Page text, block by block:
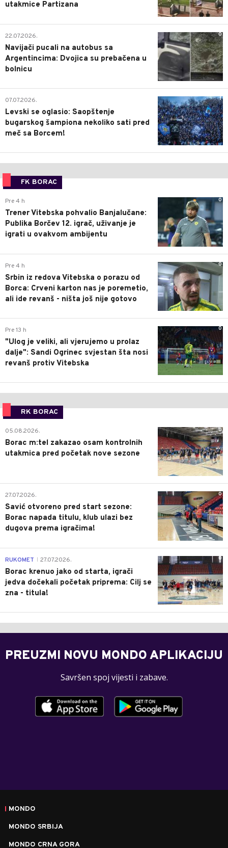
utakmice Partizana
0
22.07.2026.
Navijači pucali na autobus sa
Argentincima: Dvojica su prebačena u
bolnicu
1
07.07.2026.
Levski se oglasio: Saopštenje
bugarskog šampiona nekoliko sati pred
meč sa Borcem!
FK BORAC
0
Pre 4 h
Trener Vitebska pohvalio Banjalučane:
Publika Borčev 12. igrač, uživanje je
igrati u ovakvom ambijentu
0
Pre 4 h
Srbin iz redova Vitebska o porazu od
Borca: Crveni karton nas je poremetio,
ali ide revanš - ništa još nije gotovo
0
Pre 13 h
"Ulog je veliki, ali vjerujemo u prolaz
dalje": Sandi Ogrinec svjestan šta nosi
revanš protiv Vitebska
RK BORAC
0
05.08.2026.
Borac m:tel zakazao osam kontrolnih
utakmica pred početak nove sezone
0
27.07.2026.
Savić otvoreno pred start sezone:
Borac napada titulu, klub ulazi bez
dugova prema igračima!
0
RUKOMET 27.07.2026.
Borac krenuo jako od starta, igrači
jedva dočekali početak priprema: Cilj se
zna - titula!
PREUZMI NOVU MONDO APLIKACIJU
Savršen spoj vijesti i zabave.
MONDO
MONDO SRBIJA
MONDO CRNA GORA